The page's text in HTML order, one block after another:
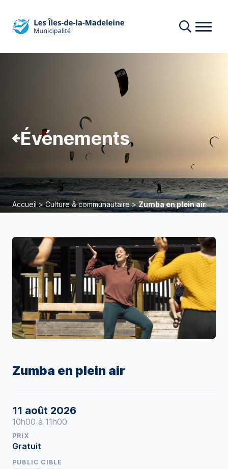
Événements
Accueil>Culture & communautaire>Zumba en plein air
Zumba en plein air
11 août 2026
10h00 à 11h00
PRIX
Gratuit
PUBLIC CIBLE